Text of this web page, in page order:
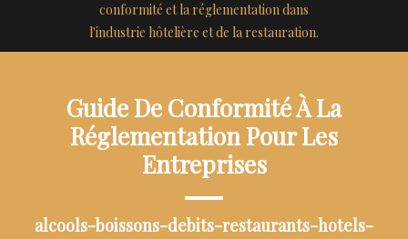
conformité et la réglementation dans
l'industrie hôtelière et de la restauration.
Guide De Conformité À La
Réglementation Pour Les
Entreprises
alcools-boissons-debits-restaurants-hotels-